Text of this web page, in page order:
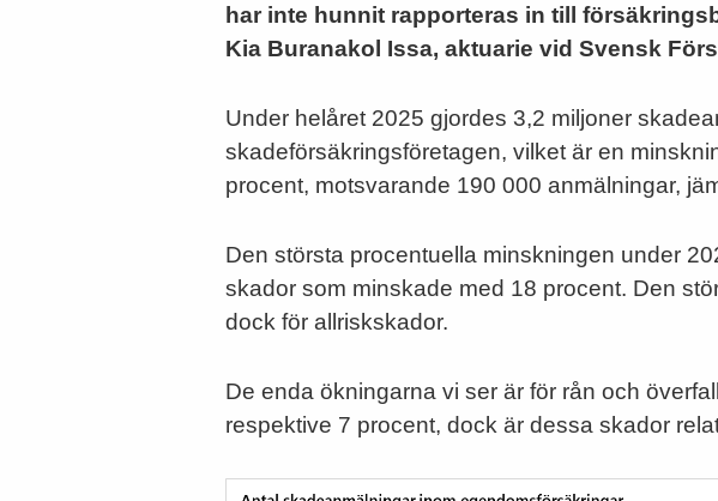
har inte hunnit rapporteras in till
Kia Buranakol Issa, aktuarie vid Svensk
Under helåret 2025 gjordes 3,2 miljoner
skadeförsäkringsföretagen, vilket är en
procent, motsvarande 190 000 anmälningar,
Den största procentuella minskningen under
skador som minskade med 18 procent. Den
dock för allriskskador.
De enda ökningarna vi ser är för rån och
respektive 7 procent, dock är dessa skador